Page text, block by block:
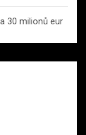
30 milionů eur